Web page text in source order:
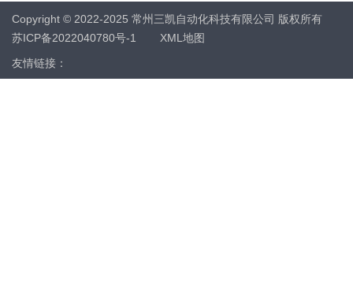
Copyright © 2022-2025 常州三凯自动化科技有限公司 版权所有
苏ICP备2022040780号-1
XML地图
友情链接：